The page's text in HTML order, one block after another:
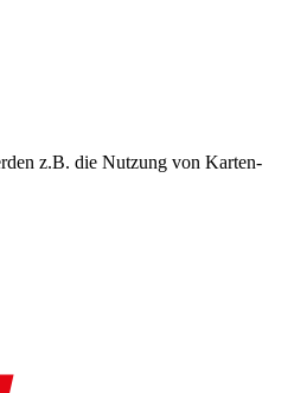
z.B. die Nutzung von Karten-